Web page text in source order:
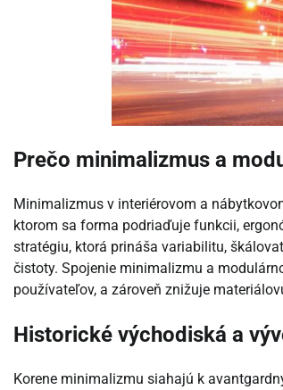
Prečo minimalizmus a
Minimalizmus v interiérovom a
ktorom sa forma podriaďuje funkcii,
stratégiu, ktorá prináša variabilitu,
čistoty. Spojenie minimalizmu a
používateľov, a zároveň znižuje
Historické východiská a
Korene minimalizmu siahajú k